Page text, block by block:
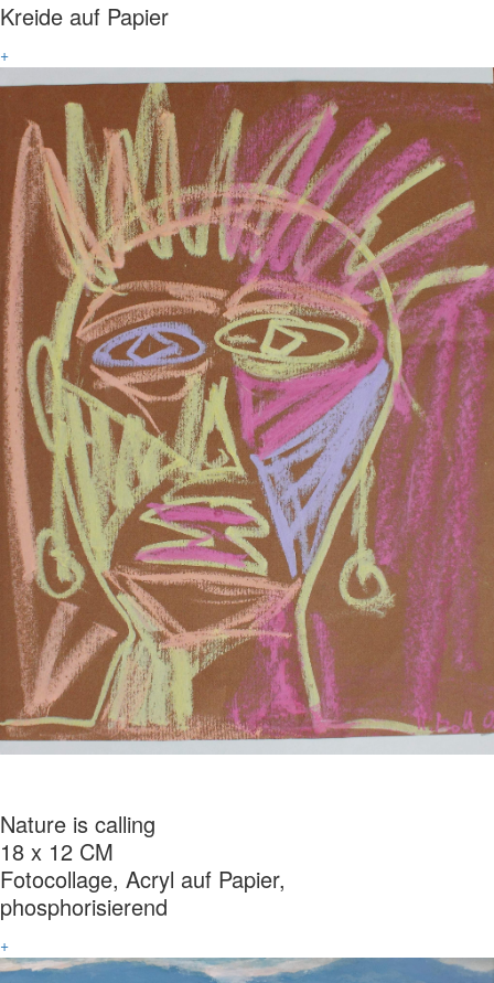
Kreide auf Papier
+
Nature is calling
18 x 12 CM
Fotocollage, Acryl auf Papier,
phosphorisierend
+